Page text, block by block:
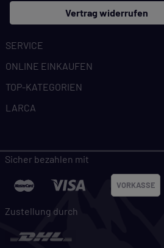
Vertrag widerrufen
SERVICE
ONLINE EINKAUFEN
TOP-KATEGORIEN
LARCA
Sicher bezahlen mit
VORKASSE
Zustellung durch